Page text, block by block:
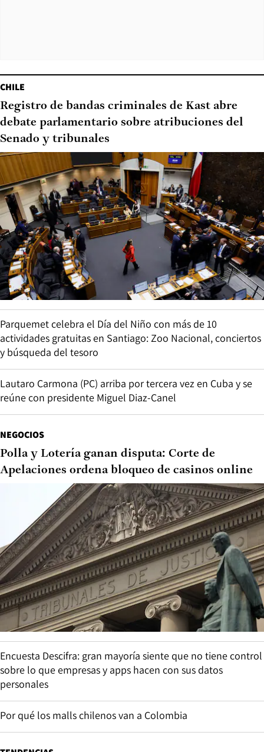
CHILE
Registro de bandas criminales de Kast abre
debate parlamentario sobre atribuciones del
Senado y tribunales
Parquemet celebra el Día del Niño con más de 10
actividades gratuitas en Santiago: Zoo Nacional, conciertos
y búsqueda del tesoro
Lautaro Carmona (PC) arriba por tercera vez en Cuba y se
reúne con presidente Miguel Diaz-Canel
NEGOCIOS
Polla y Lotería ganan disputa: Corte de
Apelaciones ordena bloqueo de casinos online
Encuesta Descifra: gran mayoría siente que no tiene control
sobre lo que empresas y apps hacen con sus datos
personales
Por qué los malls chilenos van a Colombia